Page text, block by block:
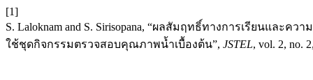
[1]
S. Laloknam and S. Sirisopana, “ผลสัมฤทธิ์ทางการเรียนแล
ใช้ชุดกิจกรรมตรวจสอบคุณภาพน้ำเบื้องต้น”, JSTEL, vol. 2, no.